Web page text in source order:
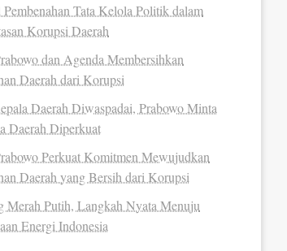
Tata Kelola Politik dalam
Korupsi Daerah
dan Agenda Membersihkan
Daerah dari Korupsi
Daerah Diwaspadai, Prabowo Minta
Daerah Diperkuat
Perkuat Komitmen Mewujudkan
Daerah yang Bersih dari Korupsi
Merah Putih, Langkah Nyata Menuju
Energi Indonesia